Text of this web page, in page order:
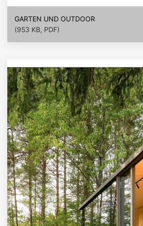
GARTEN UND OUTDOOR
(953 KB, PDF)